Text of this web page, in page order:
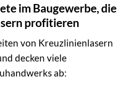
im Baugewerbe, die
profitieren
von Kreuzlinienlasern
decken viele
ab: